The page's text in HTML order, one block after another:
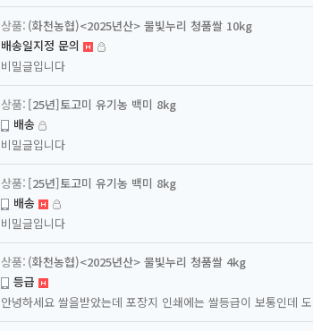
(화천농협)<2025년산> 물빛누리 청품쌀 10kg
배송일지정 문의
비밀글입니다
[25년]토고미 유기농 백미 8kg
배송
비밀글입니다
[25년]토고미 유기농 백미 8kg
배송
비밀글입니다
(화천농협)<2025년산> 물빛누리 청품쌀 4kg
등급